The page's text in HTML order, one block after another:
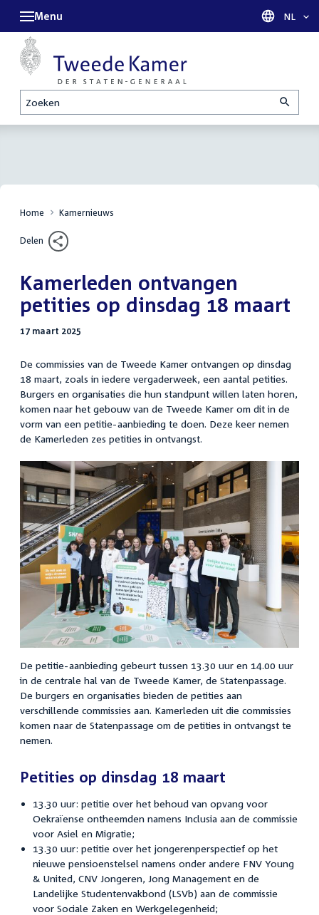
Zoeken
Menu Taal
NL
Home Kamernieuws
Delen
Kamerleden ontvangen
petities op dinsdag 18 maart
17 maart 2025
De commissies van de Tweede Kamer ontvangen op dinsdag
18 maart, zoals in iedere vergaderweek, een aantal petities.
Burgers en organisaties die hun standpunt willen laten horen,
komen naar het gebouw van de Tweede Kamer om dit in de
vorm van een petitie-aanbieding te doen. Deze keer nemen
de Kamerleden zes petities in ontvangst.
De petitie-aanbieding gebeurt tussen 13.30 uur en 14.00 uur
in de centrale hal van de Tweede Kamer, de Statenpassage.
De burgers en organisaties bieden de petities aan
verschillende commissies aan. Kamerleden uit die commissies
komen naar de Statenpassage om de petities in ontvangst te
nemen.
Petities op dinsdag 18 maart
13.30 uur: petitie over het behoud van opvang voor
Oekraïense ontheemden namens Inclusia aan de commissie
voor Asiel en Migratie;
13.30 uur: petitie over het jongerenperspectief op het
nieuwe pensioenstelsel namens onder andere FNV Young
& United, CNV Jongeren, Jong Management en de
Landelijke Studentenvakbond (LSVb) aan de commissie
voor Sociale Zaken en Werkgelegenheid;